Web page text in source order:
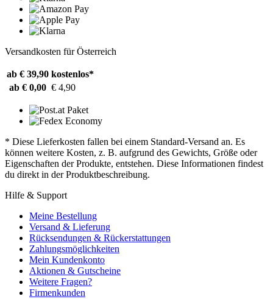
Versandkosten für Österreich
ab € 39,90 kostenlos*
ab € 0,00 € 4,90
* Diese Lieferkosten fallen bei einem Standard-Versand an. Es
können weitere Kosten, z. B. aufgrund des Gewichts, Größe oder
Eigenschaften der Produkte, entstehen. Diese Informationen findest
du direkt in der Produktbeschreibung.
Hilfe & Support
Meine Bestellung
Versand & Lieferung
Rücksendungen & Rückerstattungen
Zahlungsmöglichkeiten
Mein Kundenkonto
Aktionen & Gutscheine
Weitere Fragen?
Firmenkunden